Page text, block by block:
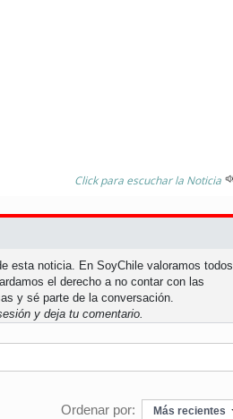
Click para escuchar la Noticia
esta noticia. En SoyChile valoramos todos
el derecho a no contar con las
y sé parte de la conversación.
y deja tu comentario.
Ordenar por: Más recientes